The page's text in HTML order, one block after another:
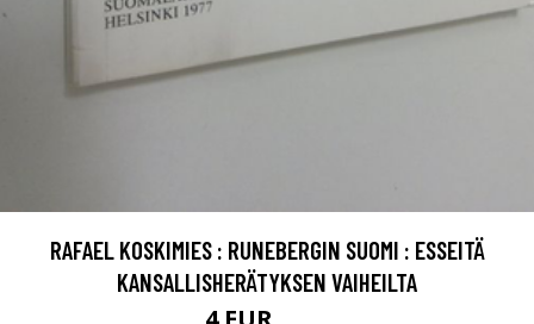
RAFAEL KOSKIMIES : RUNEBERGIN SUOMI : ESSEITÄ
KANSALLISHERÄTYKSEN VAIHEILTA